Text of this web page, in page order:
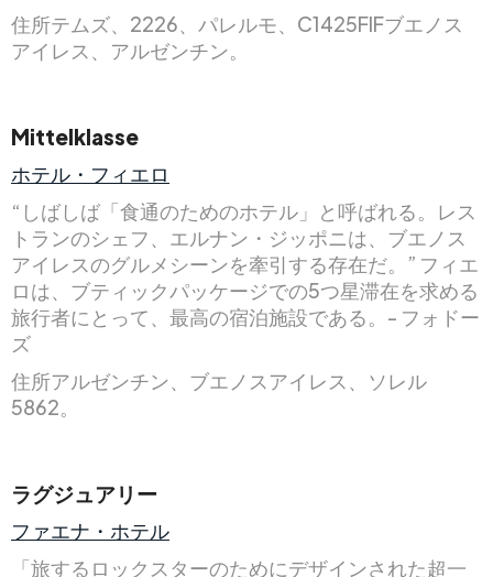
住所テムズ、2226、パレルモ、C1425FIFブエノス
アイレス、アルゼンチン。
Mittelklasse
ホテル・フィエロ
“しばしば「食通のためのホテル」と呼ばれる。レス
トランのシェフ、エルナン・ジッポニは、ブエノス
アイレスのグルメシーンを牽引する存在だ。” フィエ
ロは、ブティックパッケージでの5つ星滞在を求める
旅行者にとって、最高の宿泊施設である。- フォドー
ズ
住所アルゼンチン、ブエノスアイレス、ソレル
5862。
ラグジュアリー
ファエナ・ホテル
「旅するロックスターのためにデザインされた超一